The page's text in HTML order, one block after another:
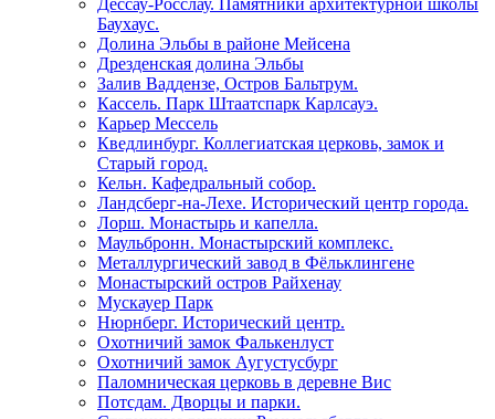
Дессау-Росслау. Памятники архитектурной школы
Баухаус.
Долина Эльбы в районе Мейсена
Дрезденская долина Эльбы
Залив Ваддензе, Остров Бальтрум.
Кассель. Парк Штаатспарк Карлсауэ.
Карьер Мессель
Кведлинбург. Коллегиатская церковь, замок и
Старый город.
Кельн. Кафедральный собор.
Ландсберг-на-Лехе. Исторический центр города.
Лорш. Монастырь и капелла.
Маульбронн. Монастырский комплекс.
Металлургический завод в Фёльклингене
Монастырский остров Райхенау
Мускауер Парк
Нюрнберг. Исторический центр.
Охотничий замок Фалькенлуст
Охотничий замок Аугустусбург
Паломническая церковь в деревне Вис
Потсдам. Дворцы и парки.